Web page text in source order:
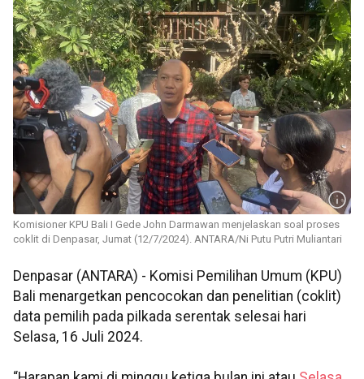
Komisioner KPU Bali I Gede John Darmawan menjelaskan soal proses
coklit di Denpasar, Jumat (12/7/2024). ANTARA/Ni Putu Putri Muliantari
Denpasar (ANTARA) - Komisi Pemilihan Umum (KPU)
Bali menargetkan pencocokan dan penelitian (coklit)
data pemilih pada pilkada serentak selesai hari
Selasa, 16 Juli 2024.